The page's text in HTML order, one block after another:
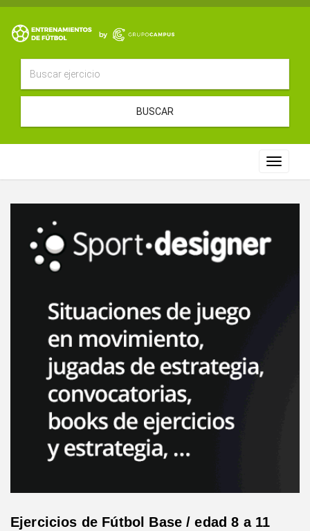
BUSCAR
Toggle
Ejercicios de Fútbol Base / edad 8 a 11